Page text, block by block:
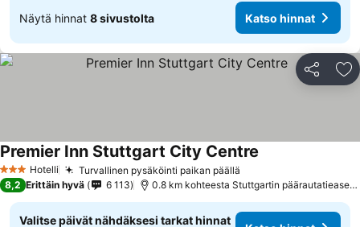
Näytä hinnat 8 sivustolta Katso hinnat
Jaa
3 Tähtiluokitus
Hotelli Turvallinen pysäköinti paikan päällä
Premier Inn Stuttgart City Centre
8,2 Erittäin hyvä 6 113 0.8 km kohteesta Stuttgartin päärautatieasema
Valitse päivät nähdäksesi tarkat hinnat